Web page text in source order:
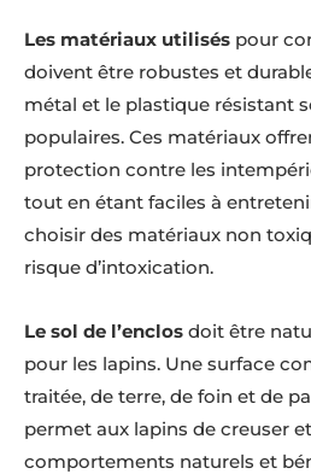
Les matériaux utilisés pour
doivent être robustes et
métal et le plastique résistant
populaires. Ces matériaux
protection contre les
tout en étant faciles à
choisir des matériaux non
risque d’intoxication.
Le sol de l’enclos doit être
pour les lapins. Une surface
traitée, de terre, de foin et de
permet aux lapins de creuser
comportements naturels et